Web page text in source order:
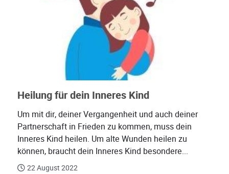
Heilung für dein Inneres Kind
Um mit dir, deiner Vergangenheit und auch deiner
Partnerschaft in Frieden zu kommen, muss dein
Inneres Kind heilen. Um alte Wunden heilen zu
können, braucht dein Inneres Kind besondere...
22 August 2022